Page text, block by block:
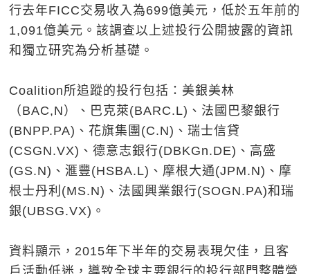
行去年FICC交易收入為699億美元，低於五年前的
1,091億美元。該調查以上述投行公開披露的資訊
和獨立研究為分析基礎。
Coalition所追蹤的投行包括：美銀美林
（BAC,N）、巴克萊(BARC.L)、法國巴黎銀行
(BNPP.PA)、花旗集團(C.N)、瑞士信貸
(CSGN.VX)、德意志銀行(DBKGn.DE)、高盛
(GS.N)、滙豐(HSBA.L)、摩根大通(JPM.N)、摩
根士丹利(MS.N)、法國興業銀行(SOGN.PA)和瑞
銀(UBSG.VX)。
資料顯示，2015年下半年的交易表現欠佳，且客
戶活動低迷，導致全球主要銀行的投行部門整體營